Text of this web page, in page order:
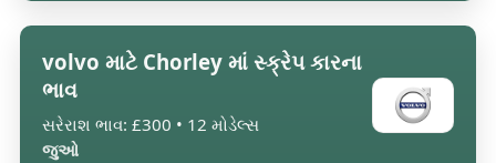
volvo માટે Chorley માં સ્ક્રેપ કારના
ભાવ
સરેરાશ ભાવ: £300 • 12 મોડેલ્સ
જુઓ